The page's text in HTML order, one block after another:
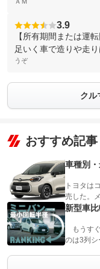
3.9
【所有期間または運
足いく車で造りや走
うぞ
クル
おすすめ記事
車種別
トヨタは
売した。
新型車
もうす
のは3列